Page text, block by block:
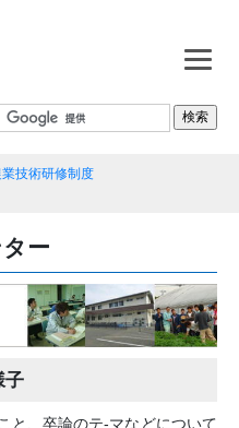
業技術研修制度
ー
子
と、卒論のテ-マなどについて